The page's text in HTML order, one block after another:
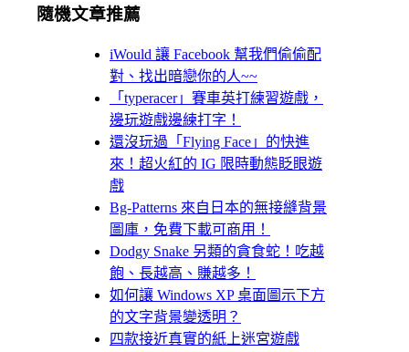
隨機文章推薦
iWould 讓 Facebook 幫我們偷偷配
對、找出暗戀你的人~~
「typeracer」賽車英打練習遊戲，
邊玩遊戲邊練打字！
還沒玩過「Flying Face」的快進
來！超火紅的 IG 限時動態眨眼遊
戲
Bg-Patterns 來自日本的無接縫背景
圖庫，免費下載可商用！
Dodgy Snake 另類的貪食蛇！吃越
飽、長越高、賺越多！
如何讓 Windows XP 桌面圖示下方
的文字背景變透明？
四款接近真實的紙上迷宮遊戲